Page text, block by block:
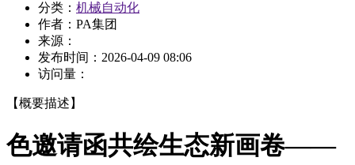
分类： 机械自动化
作者：PA集团
来源：
发布时间： 2026-04-09 08:06
访问量：
【概要描述】
色邀请函共绘生态新画卷——